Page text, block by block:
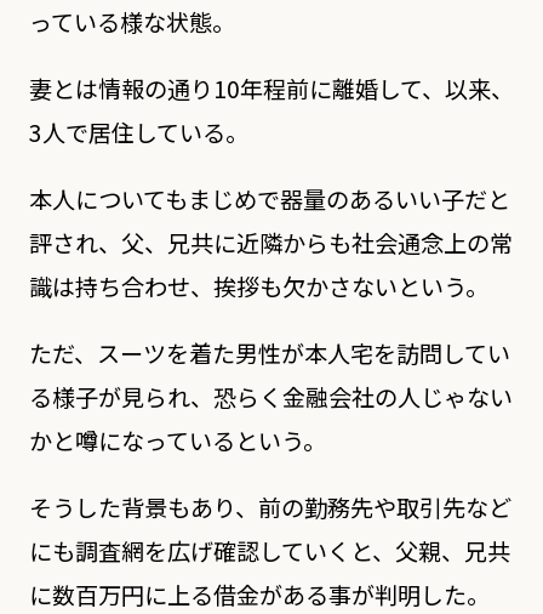
っている様な状態。
妻とは情報の通り10年程前に離婚して、以来、
3人で居住している。
本人についてもまじめで器量のあるいい子だと
評され、父、兄共に近隣からも社会通念上の常
識は持ち合わせ、挨拶も欠かさないという。
ただ、スーツを着た男性が本人宅を訪問してい
る様子が見られ、恐らく金融会社の人じゃない
かと噂になっているという。
そうした背景もあり、前の勤務先や取引先など
にも調査網を広げ確認していくと、父親、兄共
に数百万円に上る借金がある事が判明した。